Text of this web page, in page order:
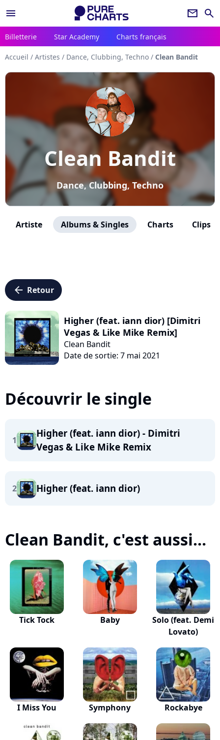
menu newsletter search
Billetterie Star Academy Charts français
Accueil / Artistes / Dance, Clubbing, Techno / Clean Bandit
Clean Bandit
Dance, Clubbing, Techno
Artiste Albums & Singles Charts Clips
arrow_left Retour
Higher (feat. iann dior) [Dimitri
Vegas & Like Mike Remix]
Clean Bandit
Date de sortie: 7 mai 2021
Découvrir le single
1
Higher (feat. iann dior) - Dimitri
Vegas & Like Mike Remix
2 Higher (feat. iann dior)
Clean Bandit, c'est aussi...
Tick Tock Baby
Solo (feat. Demi
Lovato)
I Miss You Symphony Rockabye